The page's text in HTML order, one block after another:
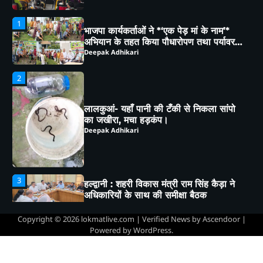
2
लालकुआं- यहाँ पानी की टँकी से निकला सांपो
का जखीरा, मचा हड़कंप।
Deepak Adhikari
3
हल्द्वानी : शहरी विकास मंत्री राम सिंह कैड़ा ने
Deepak Adhikari
4
हल्द्वानी: तीनपानी में चापड़-छुरे से हमला करने
वाले गौरव, सौरभ और सचिन गिरफ्तार, पुलिस ने
भेजा जेल
Copyright © 2026 lokmatlive.com | Verified News byAscendoor|
Powered byWordPress.